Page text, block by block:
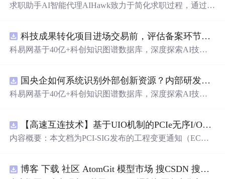
求职助手AI智能代理AIHawk致力于简化求职过程，通过自
科技成果转化项目进场交易前，评估备案环节需要准备哪些材料？.docx
科易网基于40亿+科创知识图谱数据库，深度探索AI技术
新领域的AI+数智化解决方案，推动科技创新与产业创新
智能化发展。
国央企如何系统识别外部创新资源？内部研发体系完善，但对外部高校、中小科技企业技术能力缺乏动态认知。.docx
科易网基于40亿+科创知识图谱数据库，深度探索AI技术
新领域的AI+数智化解决方案，推动科技创新与产业创新
智能化发展。
【高速互连技术】基于UIO机制的PCIe无序I/O扩展：多路径架构下内存请求的高性能传输与排序控制方案设计
内容概要：本文档为PCI-SIG发布的工程变更通知（EC
规则对多路径拓扑和高性能IO系统的限制。UIO基于Flit模
博客 下载 社区 AtomGit 模型市场 搜CSDN 搜索 AI 搜索 会员中心 创作中心 基于DPWMA调制与正负序分离的ANPC三电平并网逆变器前馈控制策略研究（Simulink仿真实现）